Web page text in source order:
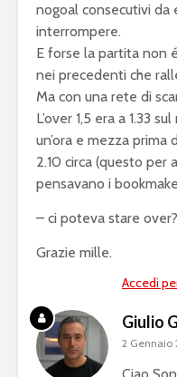
nogoal consecutivi
interrompere.
E forse la partita non
nei precedenti che
Ma con una rete di
L’over 1,5 era a 1.33
un’ora e mezza prima
2.10 circa (questo per
pensavano i
– ci poteva stare over?
Grazie mille.
Accedi
Giulio
2 Gennaio